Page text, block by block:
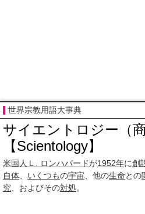
世界宗教用語大事典
サイエントロジー（商
【Scientology】
米国人 Ｌ. ロンハバードが1952年に創
自体
いくつもの宇宙 、他の生命との
究 、およびその対処。